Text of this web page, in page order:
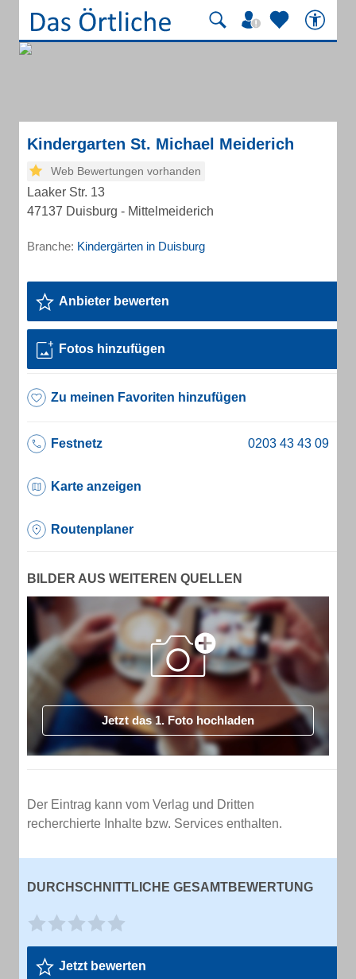
Kindergarten St. Michael Meiderich
Web Bewertungen vorhanden
Laaker Str. 13
47137 Duisburg - Mittelmeiderich
Branche: Kindergärten in Duisburg
Anbieter bewerten
Fotos hinzufügen
Zu meinen Favoriten hinzufügen
Festnetz
Karte anzeigen
Routenplaner
BILDER AUS WEITEREN QUELLEN
Jetzt das 1. Foto hochladen
Der Eintrag kann vom Verlag und Dritten
recherchierte Inhalte bzw. Services enthalten.
DURCHSCHNITTLICHE GESAMTBEWERTUNG
Jetzt bewerten